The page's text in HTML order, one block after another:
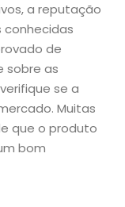
a reputação
conhecidas
de
sobre as
se a
Muitas
que o produto
bom